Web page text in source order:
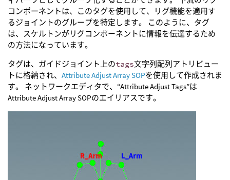
コンポーネントは、このタグを使用して、リグ機能を適用す
るジョイントのグループを特定します。 このように、タグ
は、スケルトンがリグコンポーネントに情報を伝達するため
の方法になっています。
タグは、ガイドジョイント上のtags文字列配列アトリビュー
トに格納され、 Attribute Adjust Array SOPを使用して作成されま
す。 ネットワークエディタで、“Attribute Adjust Tags”は
Attribute Adjust Array SOPのエイリアスです。